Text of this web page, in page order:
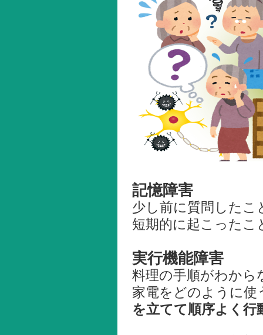
記憶障害
少し前に質問したこ
短期的に起こった
実行機能障害
料理の手順がわから
家電をどのように
を立てて順序よく行